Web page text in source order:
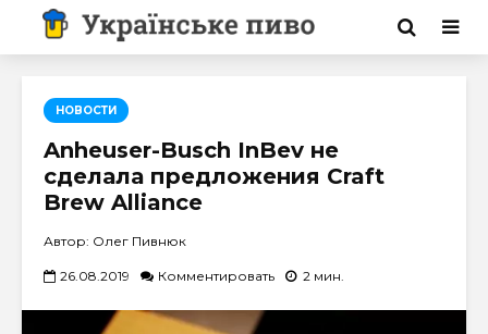
НОВОСТИ
Anheuser-Busch InBev не
сделала предложения Craft
Brew Alliance
Автор: Олег Пивнюк
26.08.2019 Комментировать 2 мин.